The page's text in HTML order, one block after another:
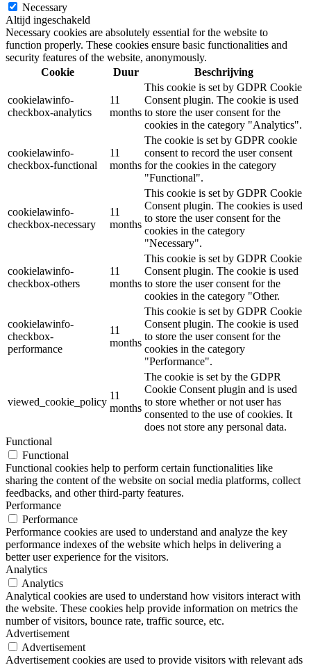
Necessary
Altijd ingeschakeld
Necessary cookies are absolutely essential for the website to
function properly. These cookies ensure basic functionalities and
security features of the website, anonymously.
Cookie
Duur Beschrijving
cookielawinfo-
checkbox-analytics
11
months
This cookie is set by GDPR Cookie
Consent plugin. The cookie is used
to store the user consent for the
cookies in the category "Analytics".
cookielawinfo-
checkbox-functional
11
months
The cookie is set by GDPR cookie
consent to record the user consent
for the cookies in the category
"Functional".
cookielawinfo-
checkbox-necessary
11
months
This cookie is set by GDPR Cookie
Consent plugin. The cookies is used
to store the user consent for the
cookies in the category
"Necessary".
cookielawinfo-
checkbox-others
11
months
This cookie is set by GDPR Cookie
Consent plugin. The cookie is used
to store the user consent for the
cookies in the category "Other.
cookielawinfo-
checkbox-
performance
11
months
This cookie is set by GDPR Cookie
Consent plugin. The cookie is used
to store the user consent for the
cookies in the category
"Performance".
viewed_cookie_policy
11
months
The cookie is set by the GDPR
Cookie Consent plugin and is used
to store whether or not user has
consented to the use of cookies. It
does not store any personal data.
Functional
Functional
Functional cookies help to perform certain functionalities like
sharing the content of the website on social media platforms, collect
feedbacks, and other third-party features.
Performance
Performance
Performance cookies are used to understand and analyze the key
performance indexes of the website which helps in delivering a
better user experience for the visitors.
Analytics
Analytics
Analytical cookies are used to understand how visitors interact with
the website. These cookies help provide information on metrics the
number of visitors, bounce rate, traffic source, etc.
Advertisement
Advertisement
Advertisement cookies are used to provide visitors with relevant ads